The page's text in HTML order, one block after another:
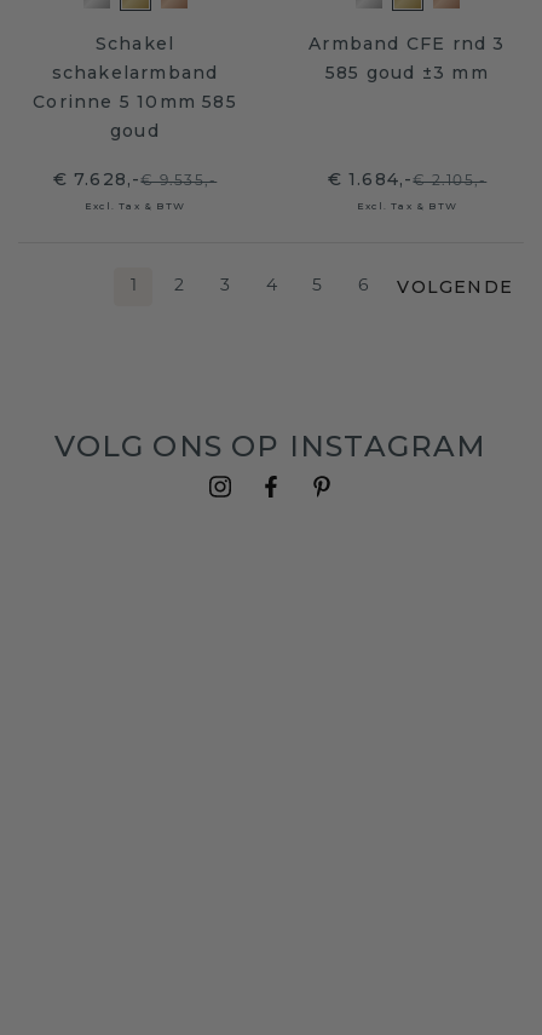
Schakel
schakelarmband
Corinne 5 10mm 585
goud
€ 7.628,-€ 9.535,-
Excl. Tax & BTW
Armband CFE rnd 3
585 goud ±3 mm
€ 1.684,-€ 2.105,-
Excl. Tax & BTW
1 2 3 4 5 6 VOLGENDE
VOLG ONS OP INSTAGRAM